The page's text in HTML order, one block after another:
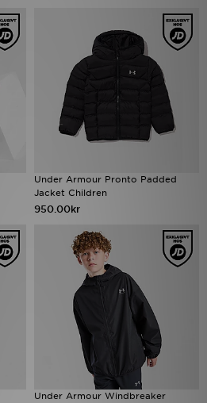
Under Armour Pronto Padded
Jacket Children
950.00kr
Under Armour Windbreaker